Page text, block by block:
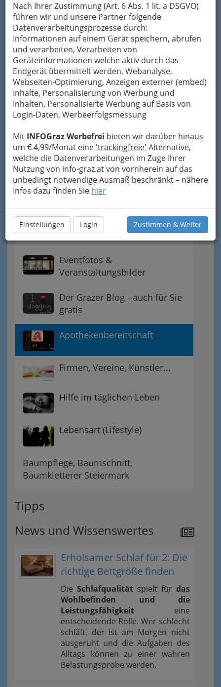
Nach Ihrer Zustimmung (Art. 6 Abs. 1 lit. a DSGVO)
führen wir und unsere Partner folgende
Datenverarbeitungsprozesse durch:
Informationen auf einem Gerät speichern, abrufen
und verarbeiten, Verarbeiten von
Geräteinformationen welche aktiv durch das
Endgerät übermittelt werden, Webanalyse,
Webseiten-Optimierung, Anzeigen externer (embed)
Inhalte, Personalisierung von Werbung und
Inhalten, Personalisierte Werbung auf Basis von
Login-Daten, Werbeerfolgsmessung
Mit INFOGraz Werbefrei bieten wir darüber hinaus
um € 4,99/Monat eine 'trackingfreie' Alternative,
welche die Datenverarbeitungen im Zuge Ihrer
Nutzung von info-graz.at von vornherein auf das
unbedingt notwendige Ausmaß beschränkt – nähere
Infos dazu finden Sie hier
Einstellungen Login Zustimmen & Weiter
Navigation
Veranstaltungs-Guide & Event-
Gutscheine, Rabatte -
Schwerpunkt Österreich
anmelden - registrieren
Essen, Trinken und Feiern -
Gastronomieführer
Eventfotos &
Veranstaltungsbilder
Der Grazer Blog - auch für Sie
gratis
Apothekenbereitschaft
Firmen, Vereine, Künstler...
Hilfe im täglichen Leben
Lebensart (Lifestyle)
Baumpflege, Baumschnitt,
Baumkletterer Steiermark
Tipps
News und Wissenswertes
Erholsamer Schlaf für 2: Die
richtige Bettgröße finden
Die Schlafqualität spielt für das
Wohlbefinden und die
Leistungsfähigkeit eine
entscheidende Rolle. Wer schlecht
schläft, der ist am Morgen nicht
ausgeruht und die Aufgaben des
Alltags können zu einer wahren
Belastungsprobe werden.